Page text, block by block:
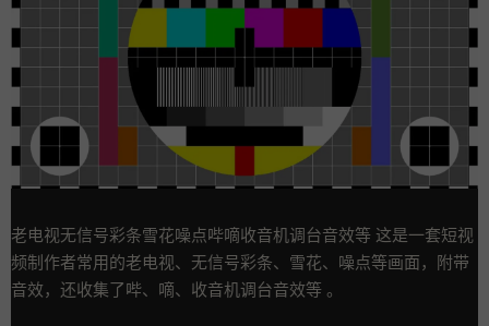
老电视无信号彩条雪花噪点哔嘀收音机调台音效等 这是一套短视
频制作者常用的老电视、无信号彩条、雪花、噪点等画面，附带
音效，还收集了哔、嘀、收音机调台音效等 。